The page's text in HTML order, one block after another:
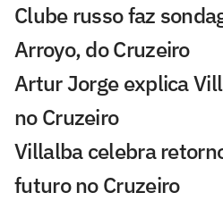
Clube russo faz
Arroyo, do Cruzeiro
Artur Jorge explica
no Cruzeiro
Villalba celebra
futuro no Cruzeiro